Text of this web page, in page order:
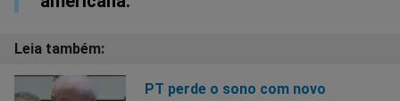
PT perde o sono com novo